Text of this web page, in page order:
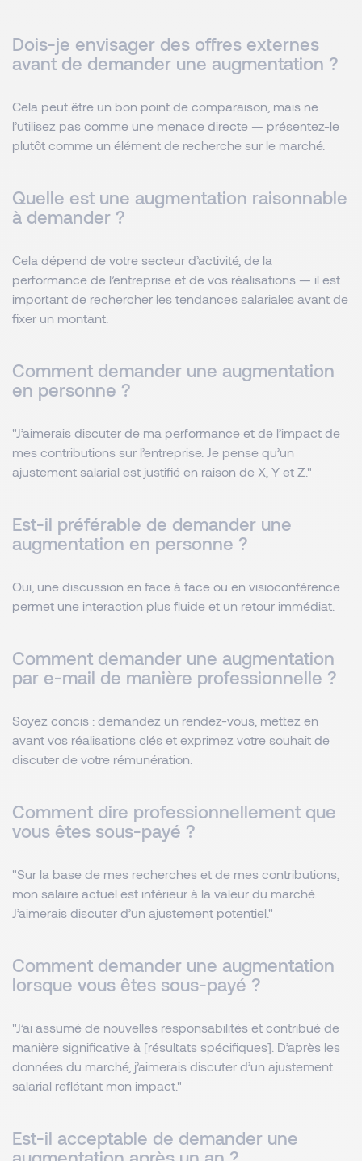
Dois-je envisager des offres externes
avant de demander une augmentation ?
Cela peut être un bon point de comparaison, mais ne
l’utilisez pas comme une menace directe — présentez-le
plutôt comme un élément de recherche sur le marché.
Quelle est une augmentation raisonnable
à demander ?
Cela dépend de votre secteur d’activité, de la
performance de l’entreprise et de vos réalisations — il est
important de rechercher les tendances salariales avant de
fixer un montant.
Comment demander une augmentation
en personne ?
"J’aimerais discuter de ma performance et de l’impact de
mes contributions sur l’entreprise. Je pense qu’un
ajustement salarial est justifié en raison de X, Y et Z."
Est-il préférable de demander une
augmentation en personne ?
Oui, une discussion en face à face ou en visioconférence
permet une interaction plus fluide et un retour immédiat.
Comment demander une augmentation
par e-mail de manière professionnelle ?
Soyez concis : demandez un rendez-vous, mettez en
avant vos réalisations clés et exprimez votre souhait de
discuter de votre rémunération.
Comment dire professionnellement que
vous êtes sous-payé ?
"Sur la base de mes recherches et de mes contributions,
mon salaire actuel est inférieur à la valeur du marché.
J’aimerais discuter d’un ajustement potentiel."
Comment demander une augmentation
lorsque vous êtes sous-payé ?
"J’ai assumé de nouvelles responsabilités et contribué de
manière significative à [résultats spécifiques]. D’après les
données du marché, j’aimerais discuter d’un ajustement
salarial reflétant mon impact."
Est-il acceptable de demander une